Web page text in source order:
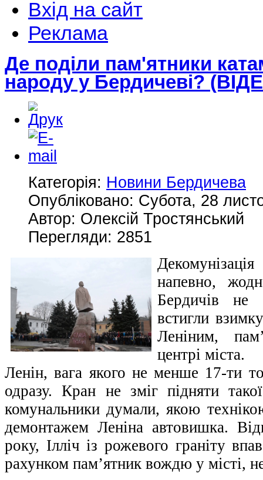
Вхід на сайт
Реклама
Де поділи пам'ятники
народу у Бердичеві?
Категорія: Новини Бердичева
Опубліковано: Субота, 28
Автор: Олексій Тростянський
Перегляди: 2851
напевно,
Бердичів не
встигли
Леніним,
центрі міста.
Ленін, вага якого не менше 17-ти
одразу. Кран не зміг підняти
комунальники думали, якою
демонтажем Леніна автовишка.
року, Ілліч із рожевого граніту
рахунком пам’ятник вождю у місті,